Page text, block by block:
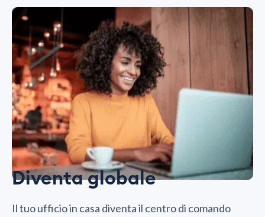
Diventa globale
Il tuo ufficio in casa diventa il centro di comando